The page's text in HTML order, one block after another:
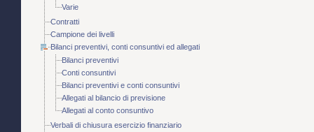
Varie
Contratti
Campione dei livelli
Bilanci preventivi, conti consuntivi ed allegati
Bilanci preventivi
Conti consuntivi
Bilanci preventivi e conti consuntivi
Allegati al bilancio di previsione
Allegati al conto consuntivo
Verbali di chiusura esercizio finanziario